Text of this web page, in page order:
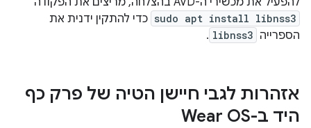
sudo apt install libnss3 כדי להתקין ידנית את
הספרייה libnss3
.
אזהרות לגבי חיישן הטיה של פרק כף
היד ב-Wear OS